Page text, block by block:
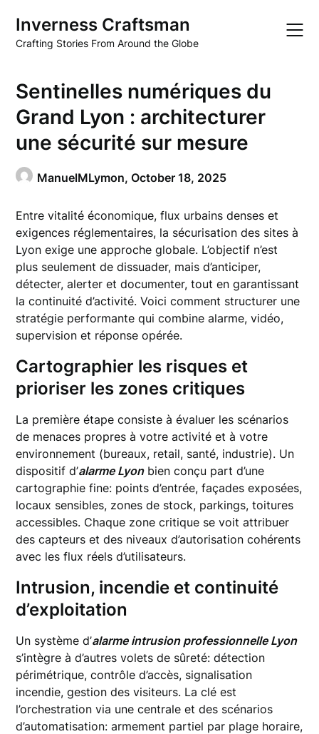
content
Inverness Craftsman
Crafting Stories From Around the Globe
Sentinelles numériques du
Grand Lyon : architecturer
une sécurité sur mesure
ManuelMLymon,October 18, 2025
Entre vitalité économique, flux urbains denses et
exigences réglementaires, la sécurisation des sites à
Lyon exige une approche globale. L’objectif n’est
plus seulement de dissuader, mais d’anticiper,
détecter, alerter et documenter, tout en garantissant
la continuité d’activité. Voici comment structurer une
stratégie performante qui combine alarme, vidéo,
supervision et réponse opérée.
Cartographier les risques et
prioriser les zones critiques
La première étape consiste à évaluer les scénarios
de menaces propres à votre activité et à votre
environnement (bureaux, retail, santé, industrie). Un
dispositif d’alarme Lyonbien conçu part d’une
cartographie fine: points d’entrée, façades exposées,
locaux sensibles, zones de stock, parkings, toitures
accessibles. Chaque zone critique se voit attribuer
des capteurs et des niveaux d’autorisation cohérents
avec les flux réels d’utilisateurs.
Intrusion, incendie et continuité
d’exploitation
Un système d’alarme intrusion professionnelle Lyon
s’intègre à d’autres volets de sûreté: détection
périmétrique, contrôle d’accès, signalisation
incendie, gestion des visiteurs. La clé est
l’orchestration via une centrale et des scénarios
d’automatisation: armement partiel par plage horaire,